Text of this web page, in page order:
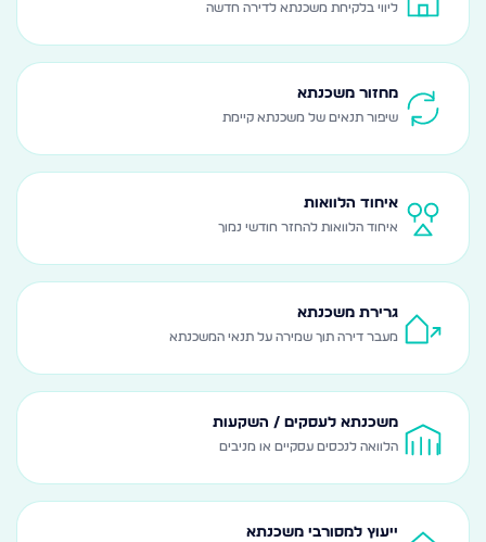
ליווי בלקיחת משכנתא לדירה חדשה
מחזור משכנתא
שיפור תנאים של משכנתא קיימת
איחוד הלוואות
איחוד הלוואות להחזר חודשי נמוך
גרירת משכנתא
מעבר דירה תוך שמירה על תנאי המשכנתא
משכנתא לעסקים / השקעות
הלוואה לנכסים עסקיים או מניבים
ייעוץ למסורבי משכנתא